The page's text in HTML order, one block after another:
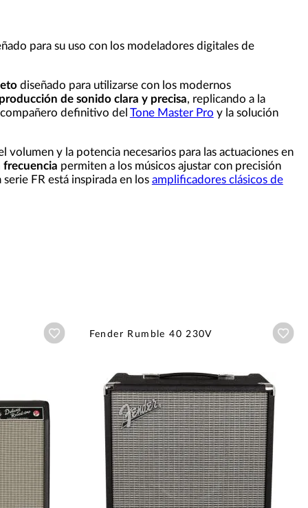
para su uso con los modeladores digitales de
diseñado para utilizarse con los modernos
de sonido clara y precisa, replicando a la
definitivo del Tone Master Pro y la solución
volumen y la potencia necesarios para las actuaciones en
permiten a los músicos ajustar con precisión
FR está inspirada en los amplificadores clásicos de
Añadir a wishlist
Fender Rumble 40 230V